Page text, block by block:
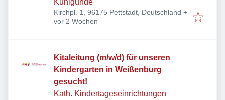
Kunigunde
Kirchpl. 1, 96175 Pettstadt, Deutschland +
Veröffentlicht:
vor 2 Wochen
Kitaleitung (m/w/d) für unseren
Kindergarten in Weißenburg
gesucht!
Kath. Kindertageseinrichtungen